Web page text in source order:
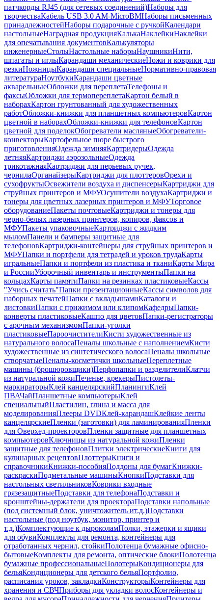
патчкорды RJ45 (для сетевых соединений)Наборы для
творчестваКабель USB 3.0 AM-MicroBMНаборы письменных
принадлежностейНаборы подарочные с ручкойКалендари
настольныеНаградная продукцияКалькаНаклейкиНаклейки
для опечатывания документовКалькуляторы
инженерныеСтолыНастольные наборыНаушникиНити,
шпагаты и иглыКарандаши механическиеНожи и коврики для
резкиНожницыКарандаши специальныеНормативно-правовая
литератураНоутбукиКарандаши цветные
акварельныеОбложки для переплетаТелефоны и
факсыОбложки для термопереплетаКартон белый в
наборахКартон грунтованный для художественных
работОбложки-книжки для планшетных компьютеровКартон
цветной в наборахОбложки-книжки для телефоновКартон
цветной для поделокОбогреватели масляныеОбогреватели-
конвекторыКартофельное пюре быстрого
приготовленияОдежда зимняяКартридерыОдежда
летняяКартриджи аэрозольныеОдежда
трикотажнаяКартриджи для перьевых ручек,
чернилаОрганайзерыКартриджи для плоттеровОрехи и
сухофруктыОсвежители воздуха и диспенсерыКартриджи для
струйных принтеров и МФУОсушители воздухаКартриджи и
тонеры для цветных лазерных принтеров и МФУТорговое
оборудованиеПакеты почтовыеКартриджи и тонеры для
черно-белых лазерных принтеров, копиров, факсов и
МФУПакеты упаковочныеКартриджи с жидким
мыломПанели и бамперы защитные для
телефоновКартриджи-контейнеры для струйных принтеров и
МФУПапки и портфели для тетрадей и уроков трудаКарты
игральныеПапки и портфели из пластика и тканиКарты Мира
и РоссииУборочный инвентарь и инструментыПапки на
кольцахКарты памятиПапки на резинках пластиковыеКассы
"Учись считать"Папки презентационныеКассы символов для
наборных печатейПапки с вкладышамиКаталоги и
листовкиПапки с прижимом или клипомКафедрыПапки-
конверты пластиковыеКашпо для цветовПапки-регистраторы
с арочным механизмомПапки-уголки
пластиковыеПароочистителиКисти художественные из
натурального волосаПеналы школьные с наполнениемКисти
художественные из синтетического волосаПеналы школьные
створчатыеПеналы-косметички школьныеПереплетные
машины (брошюровщики)Перфопапки и разделителиКлатчи
из натуральной кожиПеченье, крекерыПистолеты-
маркираторыКлей канцелярскийПланингиКлей
ПВАЧайПланшетные компьютерыКлей
специальныйПластилин, глина и масса для
моделированияПлееры DVDКлей-карандашКлейкие ленты
канцелярскиеПленки (заготовки) для ламинированияПленки
для Оверхед-проекторовПленки защитные для планшетных
компьютеровКлючницы из натуральной кожиПленки
защитные для телефоновПлитки электрическиеКниги для
кулинарных рецептовПлоттерыКниги и
справочникиКнижки-пособияПоддоны для бумагКнижки-
раскраскиПодметальные машиныКнопкиПодставки для
настольных светильниковКоврики входные
грязезащитныеПодставки для телефонаПодставки и
кронштейны-держатели для проектораПодставки напольные
(под системный блок, уничтожитель ит.д.)Подставки
настольные (под ноутбук, монитор, принтер и
т.д.)Комплектующие к дыроколамПолки, этажерки и ящики
для обувиКомплекты для ремонта, контейнеры для
отработанных чернил, стойкиПолотенца бумажные офисно-
бытовыеКомплекты для ремонта, оптические блокиПолотенца
бумажные профессиональныеПолотерыКондиционеры для
бельяКондиционеры для детского бельяПортфолио,
расписания уроков, закладкиКонструкторыКонтейнеры для
хранения и СВЧПриборы для укладки волосКонтейнеры и